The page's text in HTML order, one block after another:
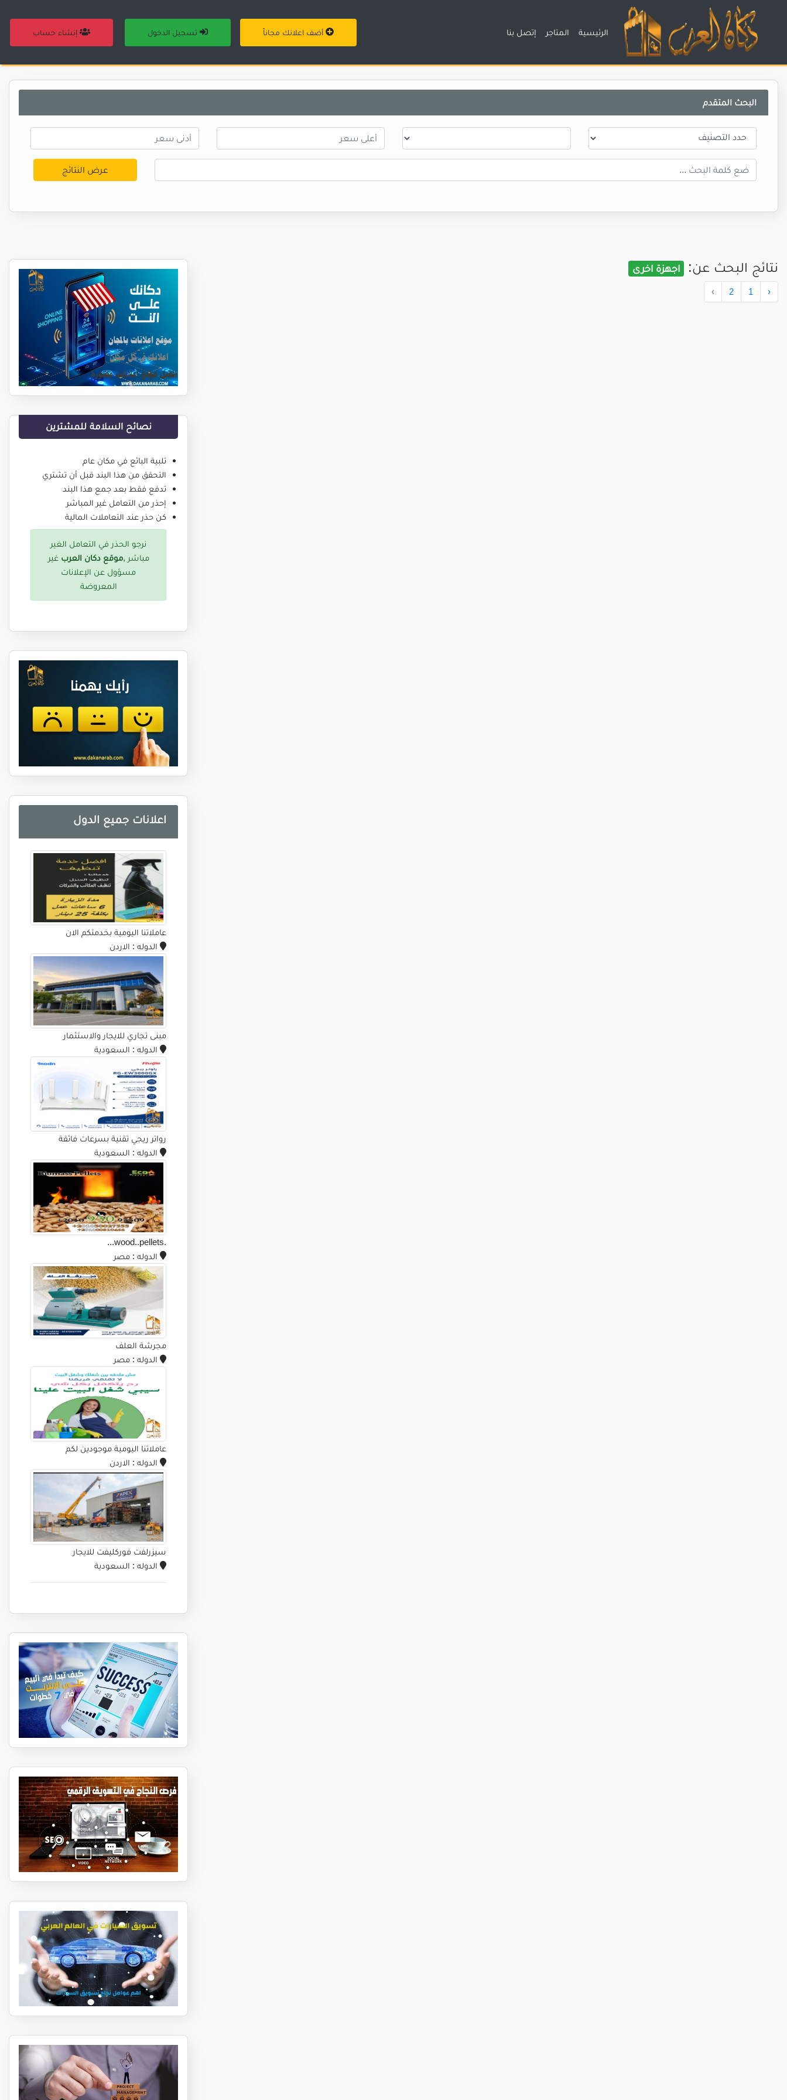
الرئيسية المتاجر إتصل بنا أضف اعلانك مجاناً تسجيل الدخول إنشاء حساب
البحث المتقدم
عرض النتائج
نتائج البحث عن: اجهزة اخرى
‹
1
2
›
نصائح السلامة للمشترين
تلبية البائع في مكان عام
التحقق من هذا البند قبل أن تشتري
تدفع فقط بعد جمع هذا البند
إحذر من التعامل غير المباشر
كن حذر عند التعاملات المالية
نرجو الحذر في التعامل الغير
مباشر ,موقع دكان العرب غير
مسؤول عن الإعلانات
المعروضة
اعلانات جميع الدول
عاملاتنا اليومية بخدمتكم الان
الدوله : الاردن
مبنى تجاري للايجار والاستثمار
الدوله : السعودية
رواتر ريجي تقنية بسرعات فائقة
الدوله : السعودية
.wood..pellets...
الدوله : مصر
مجرشة العلف
الدوله : مصر
عاملاتنا اليومية موجودين لكم
الدوله : الاردن
سيزرلفت فوركليفت للايجار
الدوله : السعودية